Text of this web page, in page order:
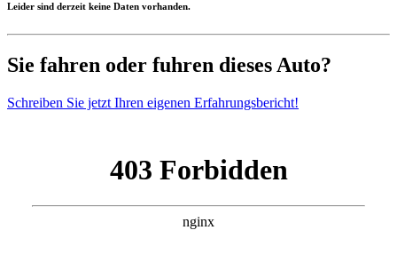
Leider sind derzeit keine Daten vorhanden.
Sie fahren oder fuhren dieses Auto?
Schreiben Sie jetzt Ihren eigenen Erfahrungsbericht!